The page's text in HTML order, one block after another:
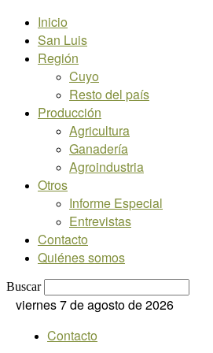
Inicio
San Luis
Región
Cuyo
Resto del país
Producción
Agricultura
Ganadería
Agroindustria
Otros
Informe Especial
Entrevistas
Contacto
Quiénes somos
Buscar
viernes 7 de agosto de 2026
Contacto